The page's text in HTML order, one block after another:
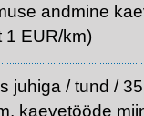
andmine
1 EUR/km)
juhiga / tund /
kaevetööde